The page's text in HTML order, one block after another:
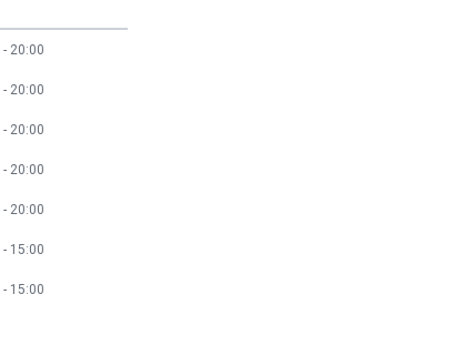
20:00
20:00
20:00
20:00
20:00
15:00
15:00